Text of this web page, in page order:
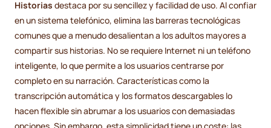
Historias destaca por su sencillez y facilidad de uso. Al confiar
en un sistema telefónico, elimina las barreras tecnológicas
comunes que a menudo desalientan a los adultos mayores a
compartir sus historias. No se requiere Internet ni un teléfono
inteligente, lo que permite a los usuarios centrarse por
completo en su narración. Características como la
transcripción automática y los formatos descargables lo
hacen flexible sin abrumar a los usuarios con demasiadas